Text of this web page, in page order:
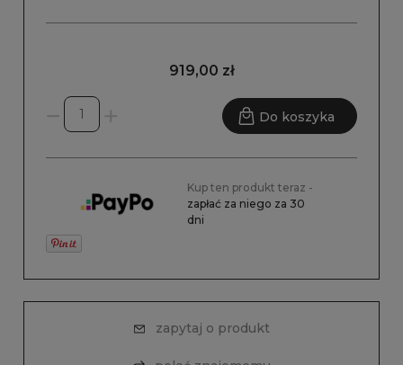
919,00 zł
Do koszyka
Kup ten produkt teraz -
zapłać za niego za 30
dni
zapytaj o produkt